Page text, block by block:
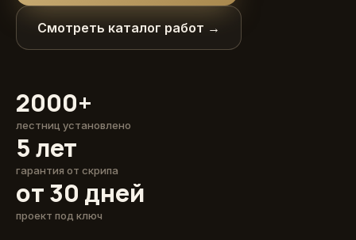
Смотреть каталог работ →
2000+
лестниц установлено
5 лет
гарантия от скрипа
от 30 дней
проект под ключ